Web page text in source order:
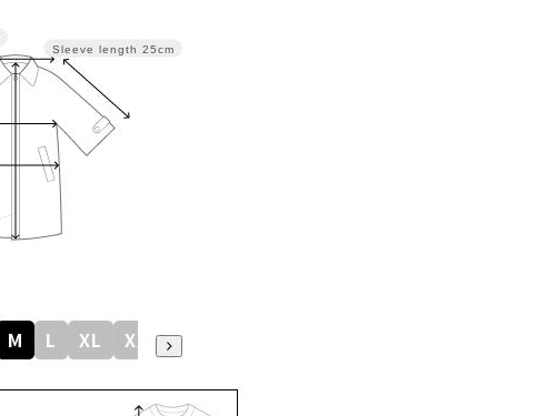
Sleeve length 25cm
M L XL XXL